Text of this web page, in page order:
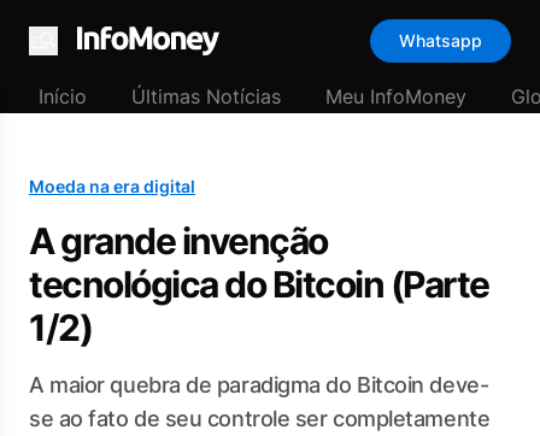
Menu
Whatsapp
Início Últimas Notícias Meu InfoMoney
Moeda na era digital
A grande invenção
tecnológica do Bitcoin (Parte
1/2)
A maior quebra de paradigma do Bitcoin deve-
se ao fato de seu controle ser completamente